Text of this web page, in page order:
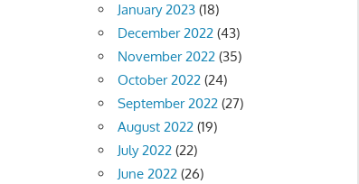
January 2023 (18)
December 2022 (43)
November 2022 (35)
October 2022 (24)
September 2022 (27)
August 2022 (19)
July 2022 (22)
June 2022 (26)